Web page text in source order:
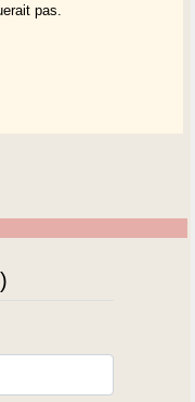
pas.